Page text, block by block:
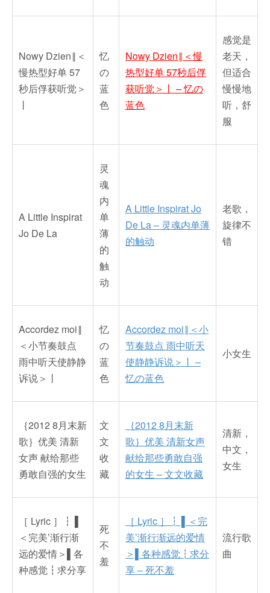
Nowy Dzien‖＜
慢热型好单 57
秒后俘获听觉＞
丨
忆
の
蓝
色
Nowy Dzien‖＜慢
热型好单 57秒后俘
获听觉＞丨 – 忆の
蓝色
感觉是
老天，
但适合
慢慢地
听，舒
服
A Little Inspirat
Jo De La
灵
魂
内
单
薄
的
触
动
A Little Inspirat Jo
De La – 灵魂内单薄
的触动
老歌，
旋律不
错
Accordez moi‖
＜小节奏鼓点
雨中听天使静静
诉说＞丨
忆
の
蓝
色
Accordez moi‖＜小
节奏鼓点 雨中听天
使静静诉说＞丨 –
忆の蓝色
小女生
｛2012 8月末新
歌｝优美 清新
女声 献给那些
勇敢自强的女生
文
文
收
藏
｛2012 8月末新
歌｝优美 清新女声
献给那些勇敢自强
的女生 – 文文收藏
清新，
中文，
女生
［ Lyric ］┇ ▌
＜完美’渐行渐
远的爱情＞▌各
种感觉┇求分享
死
不
羞
［ Lyric ］┇ ▌＜完
美’渐行渐远的爱情
＞▌各种感觉┇求分
享 – 死不羞
流行歌
曲